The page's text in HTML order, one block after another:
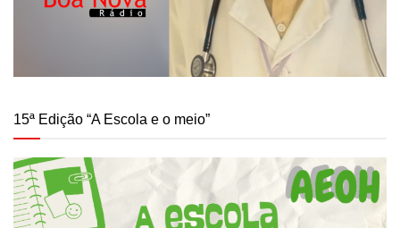
15ª Edição “A Escola e o meio”